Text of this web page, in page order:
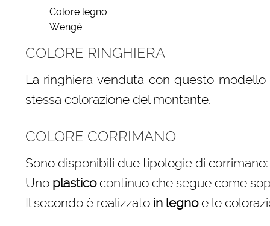
Colore legno
Wengé
COLORE RINGHIERA
La ringhiera venduta con questo
stessa colorazione del montante.
COLORE CORRIMANO
Sono disponibili due tipologie di corrimano:
Uno plasticocontinuo che segue come
Il secondo è realizzato in legnoe le